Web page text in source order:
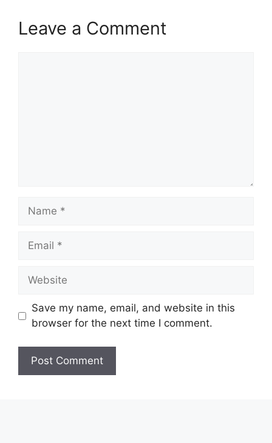
Leave a Comment
Name
Email
Website
Save my name, email, and website in this
browser for the next time I comment.